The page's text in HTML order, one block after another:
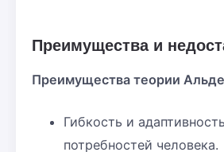
Преимущества и
Преимущества теории
Гибкость и
потребностей человека.